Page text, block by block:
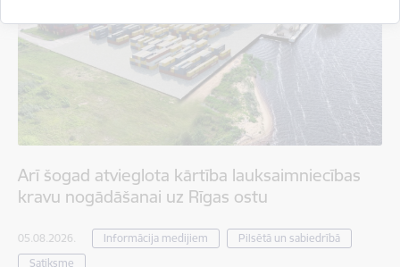
Arī šogad atvieglota kārtība lauksaimniecības
kravu nogādāšanai uz Rīgas ostu
05.08.2026. Informācija medijiem
Pilsētā un sabiedrībā
Satiksme